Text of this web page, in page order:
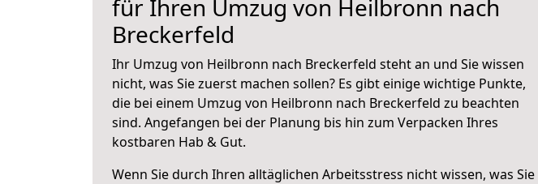
für Ihren Umzug von Heilbronn nach
Breckerfeld
Ihr Umzug von Heilbronn nach Breckerfeld steht an und Sie wissen
nicht, was Sie zuerst machen sollen? Es gibt einige wichtige Punkte,
die bei einem Umzug von Heilbronn nach Breckerfeld zu beachten
sind. Angefangen bei der Planung bis hin zum Verpacken Ihres
kostbaren Hab & Gut.
Wenn Sie durch Ihren alltäglichen Arbeitsstress nicht wissen, was Sie